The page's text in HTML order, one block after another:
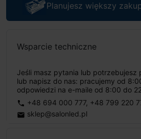
Planujesz większy
Wsparcie techniczne
Jeśli masz pytania lub potrzebujesz
lub napisz do nas: pracujemy od
odpowiedzi na e-maile od 8:00 do
phone +48 694 000 777, +48 799 220
email sklep@salonled.pl